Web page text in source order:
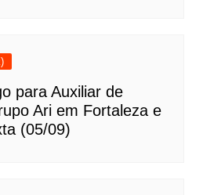
para Auxiliar de
Ari em Fortaleza e
(05/09)